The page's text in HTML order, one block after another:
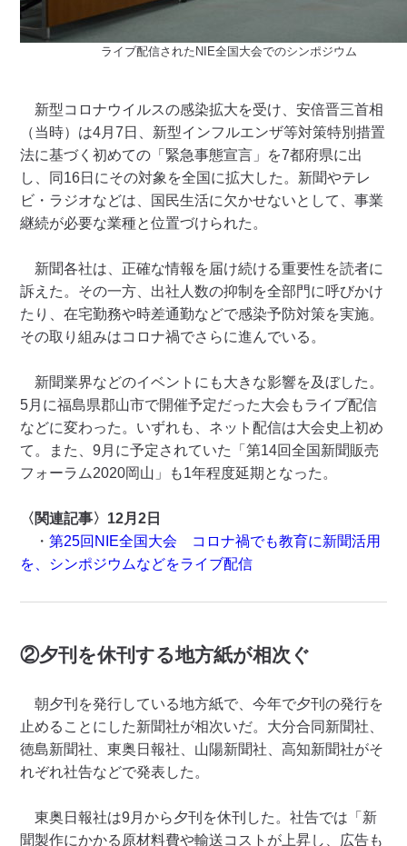
ライブ配信されたNIE全国大会でのシンポジウム
新型コロナウイルスの感染拡大を受け、安倍晋三首相
（当時）は4月7日、新型インフルエンザ等対策特別措置
法に基づく初めての「緊急事態宣言」を7都府県に出
し、同16日にその対象を全国に拡大した。新聞やテレ
ビ・ラジオなどは、国民生活に欠かせないとして、事業
継続が必要な業種と位置づけられた。
新聞各社は、正確な情報を届け続ける重要性を読者に
訴えた。その一方、出社人数の抑制を全部門に呼びかけ
たり、在宅勤務や時差通勤などで感染予防対策を実施。
その取り組みはコロナ禍でさらに進んでいる。
新聞業界などのイベントにも大きな影響を及ぼした。
5月に福島県郡山市で開催予定だった大会もライブ配信
などに変わった。いずれも、ネット配信は大会史上初め
て。また、9月に予定されていた「第14回全国新聞販売
フォーラム2020岡山」も1年程度延期となった。
〈関連記事〉12月2日
・第25回NIE全国大会 コロナ禍でも教育に新聞活用
を、シンポジウムなどをライブ配信
②夕刊を休刊する地方紙が相次ぐ
朝夕刊を発行している地方紙で、今年で夕刊の発行を
止めることにした新聞社が相次いだ。大分合同新聞社、
徳島新聞社、東奥日報社、山陽新聞社、高知新聞社がそ
れぞれ社告などで発表した。
東奥日報社は9月から夕刊を休刊した。社告では「新
聞製作にかかる原材料費や輸送コストが上昇し、広告も